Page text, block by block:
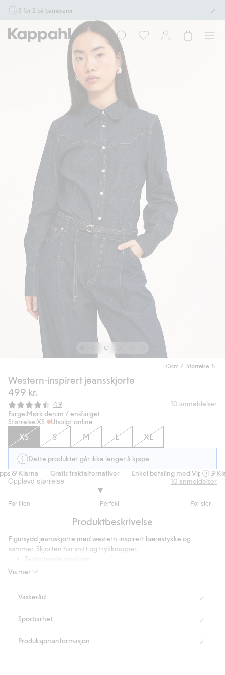
3 for 2 på barnevarer
Ikke Newbie. Gjelder når du handler 2 eller flere varer som inngår i tilbudet tom.
17/8 i butikk & online for deg som er eller blir medlem. Kan ikke kombineres med
andre tilbud eller rabatter.
Handle nå
173cm / Størrelse: S
Western-inspirert jeansskjorte
499 kr.
Gjennomsnittskarakter:
4.9 10 anmeldelser
Farge:Mørk denim / ensfarget
Størrelse:XS Utsolgt online
XS S M L XL
Dette produktet går ikke lenger å kjøpe
& Klarna
Gratis fraktalternativer Enkel betaling med Vipps &
Opplevd størrelse
For liten Perfekt For stor
av
10
stemmer
10 anmeldelser
Produktbeskrivelse
Vis mer
Figursydd jeansskjorte med western-inspirert bærestykke og
sømmer. Skjorten har snitt og trykknapper.
Trykknapper
Vaskeråd
Sporbarhet
Produksjonsinformasjon